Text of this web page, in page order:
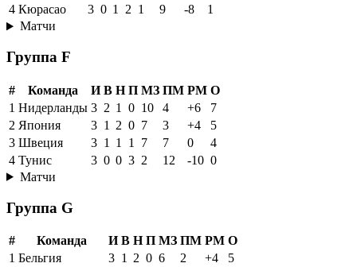
4 Кюрасао 3 0 1 2 1 9 -8
1
Матчи
Группа F
# Команда И В Н П МЗ ПМ РМ О
1 Нидерланды 3 2 1 0 10 4 +6
7
2 Япония 3 1 2 0 7 3 +4
5
3 Швеция 3 1 1 1 7 7 0
4
4 Тунис 3 0 0 3 2 12 -10 0
Матчи
Группа G
# Команда И В Н П МЗ ПМ РМ О
1 Бельгия 3 1 2 0 6 2 +4
5